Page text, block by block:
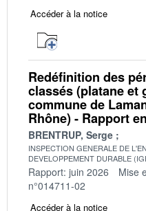
Accéder à la notice
Redéfinition des
classés (platane et
commune de
Rhône) - Rapport
BRENTRUP, Serge
INSPECTION GENERALE DE
DEVELOPPEMENT DURABLE
Rapport: juin 2026 Mise
n°014711-02
Accéder à la notice